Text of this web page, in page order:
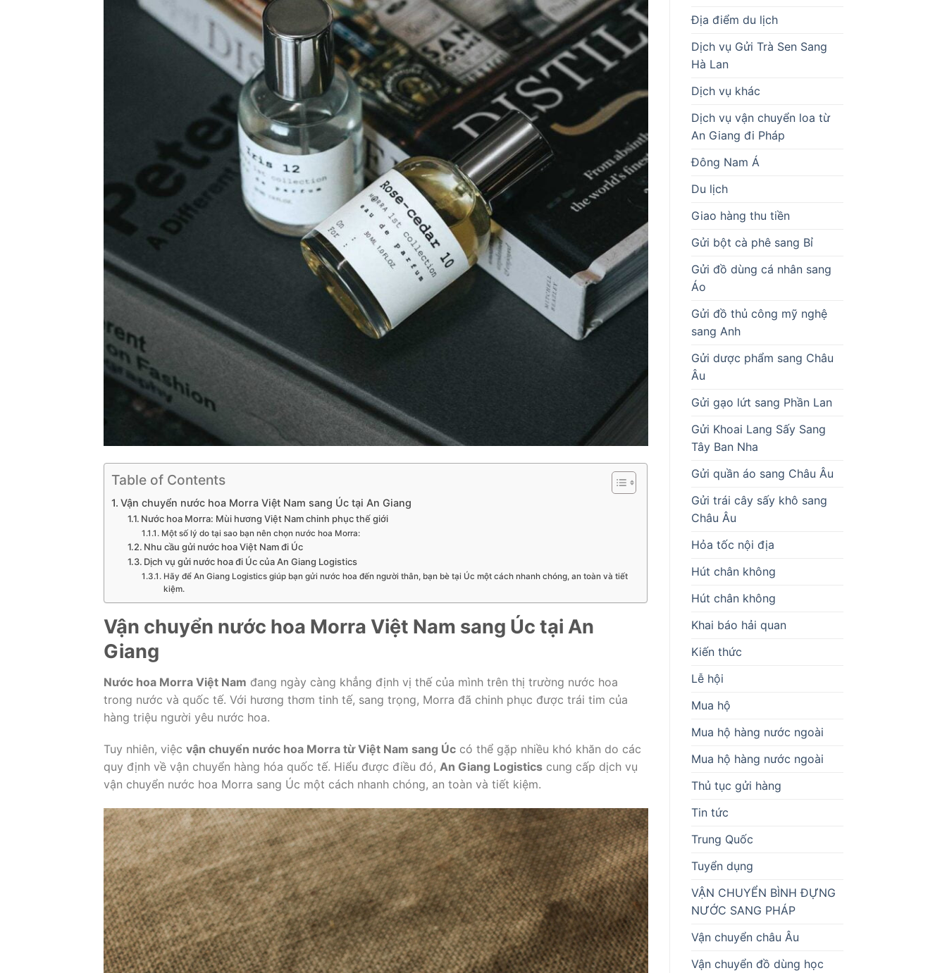
Table of Contents
Vận chuyển nước hoa Morra Việt Nam sang Úc tại An Giang
Nước hoa Morra: Mùi hương Việt Nam chinh phục thế giới
Một số lý do tại sao bạn nên chọn nước hoa Morra:
Nhu cầu gửi nước hoa Việt Nam đi Úc
Dịch vụ gửi nước hoa đi Úc của An Giang Logistics
Hãy để An Giang Logistics giúp bạn gửi nước hoa đến người thân, bạn bè tại Úc một cách nhanh chóng, an toàn và tiết
kiệm.
Vận chuyển nước hoa Morra Việt Nam sang Úc tại An
Giang
Nước hoa Morra Việt Nam đang ngày càng khẳng định vị thế của mình trên thị trường nước hoa
trong nước và quốc tế. Với hương thơm tinh tế, sang trọng, Morra đã chinh phục được trái tim của
hàng triệu người yêu nước hoa.
Tuy nhiên, việc vận chuyển nước hoa Morra từ Việt Nam sang Úc có thể gặp nhiều khó khăn do các
quy định về vận chuyển hàng hóa quốc tế. Hiểu được điều đó, An Giang Logistics cung cấp dịch vụ
vận chuyển nước hoa Morra sang Úc một cách nhanh chóng, an toàn và tiết kiệm.
Địa điểm du lịch
Dịch vụ Gửi Trà Sen Sang
Hà Lan
Dịch vụ khác
Dịch vụ vận chuyển loa từ
An Giang đi Pháp
Đông Nam Á
Du lịch
Giao hàng thu tiền
Gửi bột cà phê sang Bỉ
Gửi đồ dùng cá nhân sang
Áo
Gửi đồ thủ công mỹ nghệ
sang Anh
Gửi dược phẩm sang Châu
Âu
Gửi gạo lứt sang Phần Lan
Gửi Khoai Lang Sấy Sang
Tây Ban Nha
Gửi quần áo sang Châu Âu
Gửi trái cây sấy khô sang
Châu Âu
Hỏa tốc nội địa
Hút chân không
Hút chân không
Khai báo hải quan
Kiến thức
Lễ hội
Mua hộ
Mua hộ hàng nước ngoài
Mua hộ hàng nước ngoài
Thủ tục gửi hàng
Tin tức
Trung Quốc
Tuyển dụng
VẬN CHUYỂN BÌNH ĐỰNG
NƯỚC SANG PHÁP
Vận chuyển châu Âu
Vận chuyển đồ dùng học